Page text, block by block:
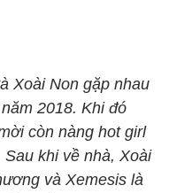
Xoài Non gặp nhau
2018. Khi đó
còn nàng hot girl
khi về nhà, Xoài
và Xemesis là